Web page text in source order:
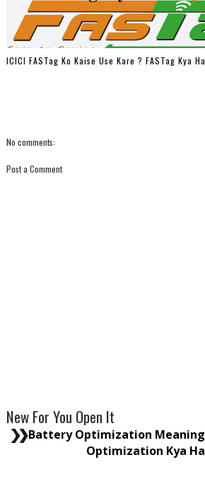
ICICI FASTag Ko Kaise Use Kare ? FASTag Kya
No comments:
Post a Comment
New For You Open It
Battery Optimization
Optimization Kya